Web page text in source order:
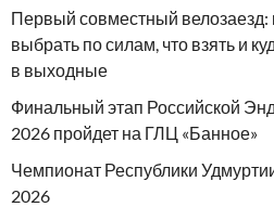
Первый совместный велозаезд:
выбрать по силам, что взять и
в выходные
Финальный этап Российской
2026 пройдет на ГЛЦ «Банное»
Чемпионат Республики
2026